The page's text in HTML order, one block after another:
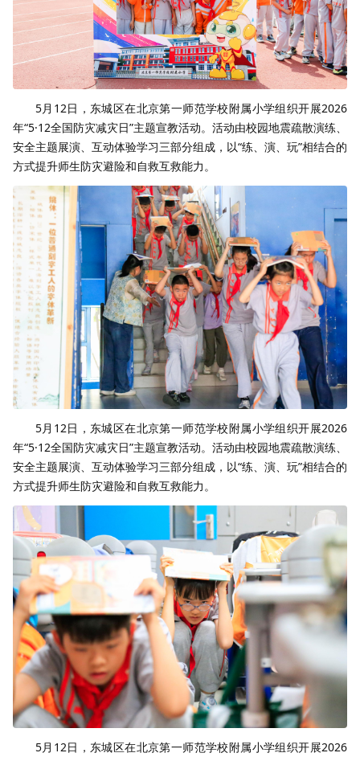
5月12日，东城区在北京第一师范学校附属小学组织开展2026
年“5·12全国防灾减灾日”主题宣教活动。活动由校园地震疏散演练、
安全主题展演、互动体验学习三部分组成，以“练、演、玩”相结合的
方式提升师生防灾避险和自救互救能力。
5月12日，东城区在北京第一师范学校附属小学组织开展2026
年“5·12全国防灾减灾日”主题宣教活动。活动由校园地震疏散演练、
安全主题展演、互动体验学习三部分组成，以“练、演、玩”相结合的
方式提升师生防灾避险和自救互救能力。
5月12日，东城区在北京第一师范学校附属小学组织开展2026